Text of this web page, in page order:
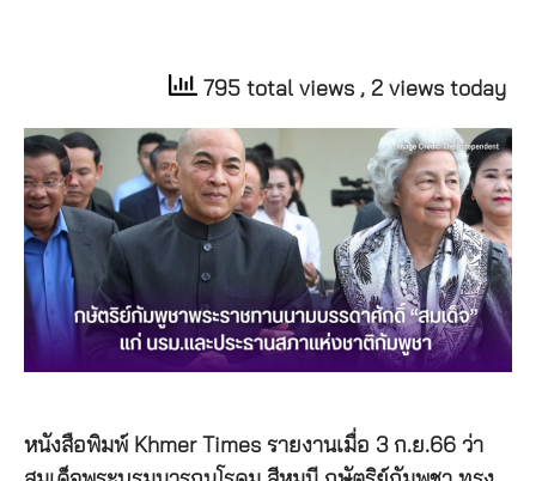
795 total views , 2 views today
หนังสือพิมพ์ Khmer Times รายงานเมื่อ 3 ก.ย.66 ว่า